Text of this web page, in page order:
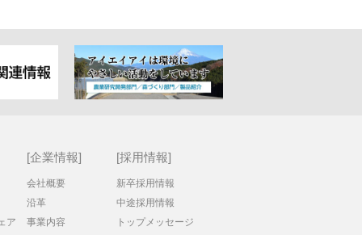
ア
企業情報
会社概要
沿革
事業内容
採用情報
新卒採用情報
中途採用情報
トップメッセージ